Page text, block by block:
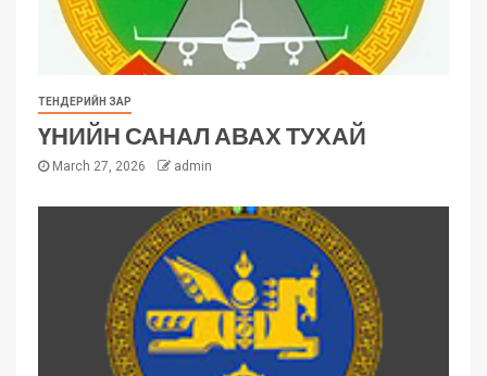
ТЕНДЕРИЙН ЗАР
ҮНИЙН САНАЛ АВАХ ТУХАЙ
March 27, 2026 admin